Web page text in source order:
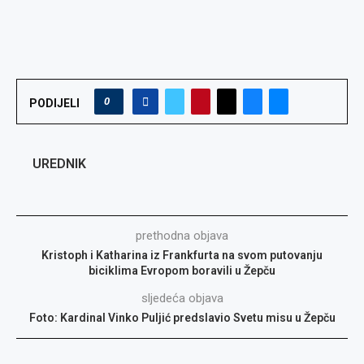
PODIJELI 0
UREDNIK
prethodna objava
Kristoph i Katharina iz Frankfurta na svom putovanju
biciklima Evropom boravili u Žepču
sljedeća objava
Foto: Kardinal Vinko Puljić predslavio Svetu misu u Žepču